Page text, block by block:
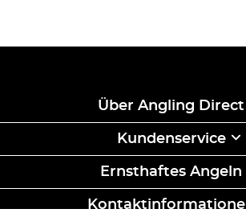
Über Angling Direct
Kundenservice
Ernsthaftes Angeln